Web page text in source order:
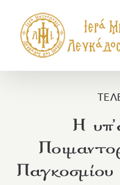
περιεχόμενο
Η